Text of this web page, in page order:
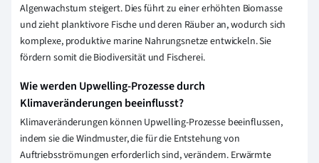
Algenwachstum steigert. Dies führt zu einer erhöhten Biomasse
und zieht planktivore Fische und deren Räuber an, wodurch sich
komplexe, produktive marine Nahrungsnetze entwickeln. Sie
fördern somit die Biodiversität und Fischerei.
Wie werden Upwelling-Prozesse durch
Klimaveränderungen beeinflusst?
Klimaveränderungen können Upwelling-Prozesse beeinflussen,
indem sie die Windmuster, die für die Entstehung von
Auftriebsströmungen erforderlich sind, verändern. Erwärmte